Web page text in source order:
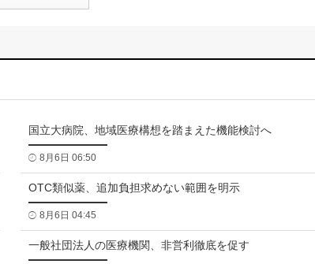
国立大病院、地域医療構想を踏まえた機能検討へ
8月6日 06:50
OTC類似薬、追加負担求めない範囲を明示
8月6日 04:45
一般社団法人の医療機関、非営利徹底を促す